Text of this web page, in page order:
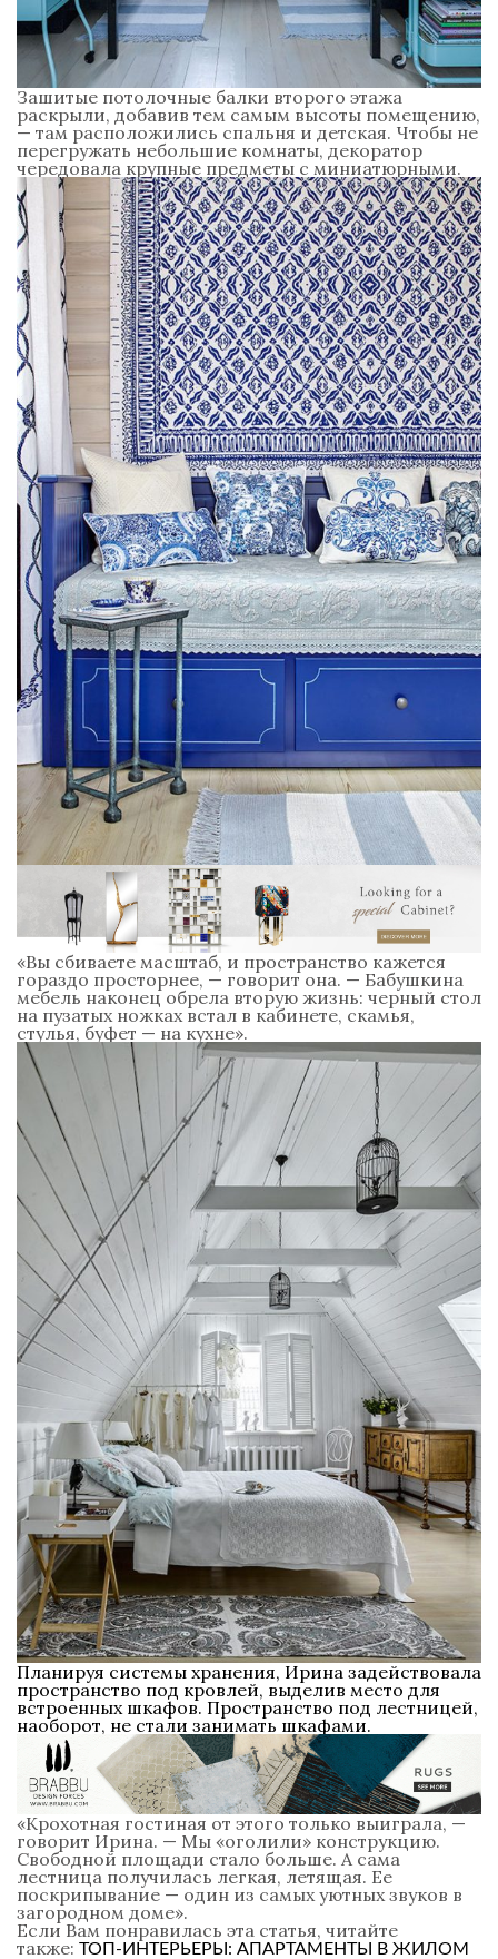
Зашитые потолочные балки второго этажа
раскрыли, добавив тем самым высоты помещению,
— там расположились спальня и детская. Чтобы не
перегружать небольшие комнаты, декоратор
чередовала крупные предметы с миниатюрными.
«Вы сбиваете масштаб, и пространство кажется
гораздо просторнее, — говорит она. — Бабушкина
мебель наконец обрела вторую жизнь: черный стол
на пузатых ножках встал в кабинете, скамья,
стулья, буфет — на кухне».
Планируя системы хранения, Ирина задействовала
пространство под кровлей, выделив место для
встроенных шкафов. Пространство под лестницей,
наоборот, не стали занимать шкафами.
«Крохотная гостиная от этого только выиграла, —
говорит Ирина. — Мы «оголили» конструкцию.
Свободной площади стало больше. А сама
лестница получилась легкая, летящая. Ее
поскрипывание — один из самых уютных звуков в
загородном доме».
Если Вам понравилась эта статья, читайте
также: ТОП-ИНТЕРЬЕРЫ: АПАРТАМЕНТЫ В ЖИЛОМ